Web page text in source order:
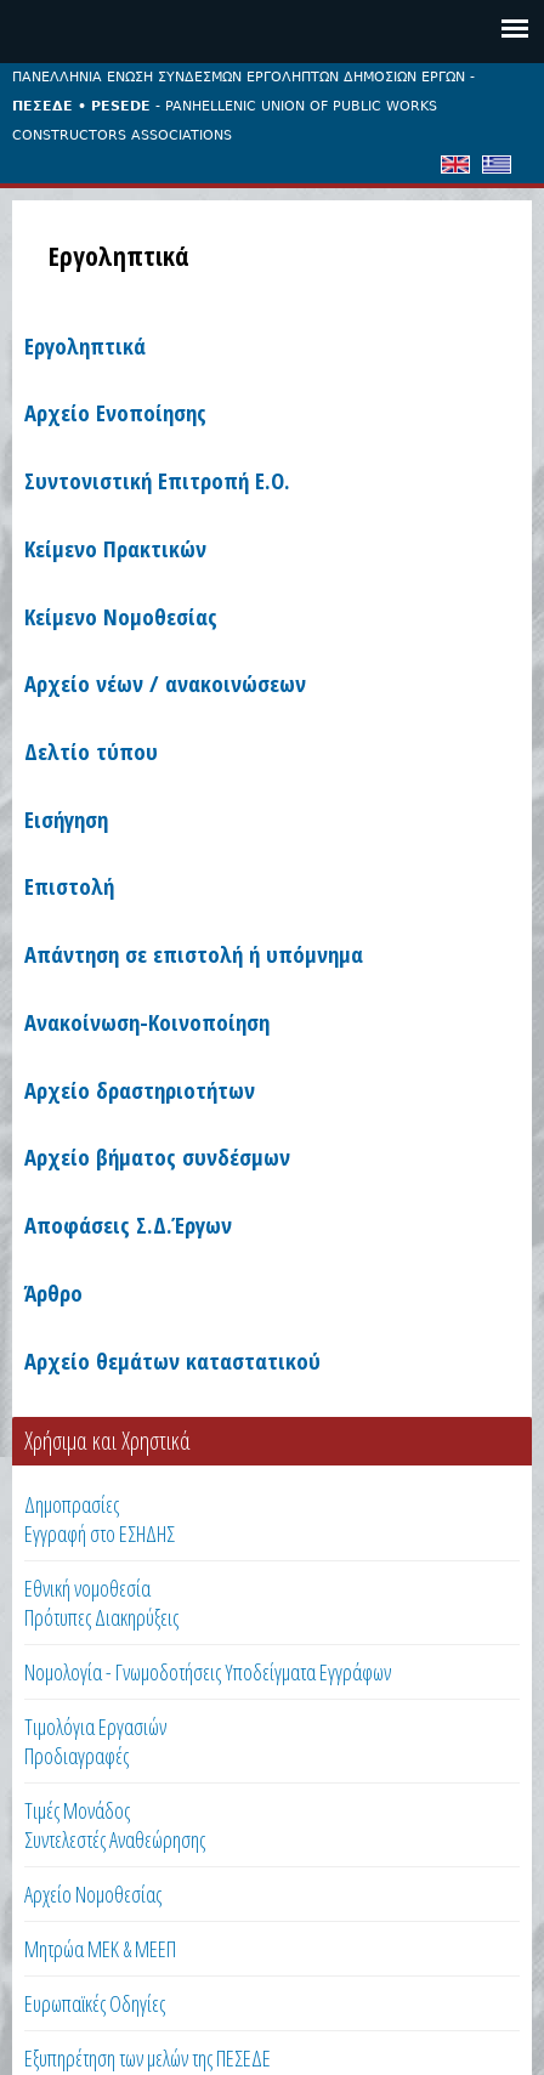
ΠΑΝΕΛΛΗΝΙΑ ΕΝΩΣΗ ΣΥΝΔΕΣΜΩΝ ΕΡΓΟΛΗΠΤΩΝ ΔΗΜΟΣΙΩΝ ΕΡΓΩΝ -
ΠΕΣΕΔΕ • PESEDE - PANHELLENIC UNION OF PUBLIC WORKS
CONSTRUCTORS ASSOCIATIONS
Εργοληπτικά
Εργοληπτικά
Αρχείο Ενοποίησης
Συντονιστική Επιτροπή Ε.Ο.
Κείμενο Πρακτικών
Κείμενο Νομοθεσίας
Αρχείο νέων / ανακοινώσεων
Δελτίο τύπου
Εισήγηση
Επιστολή
Απάντηση σε επιστολή ή υπόμνημα
Ανακοίνωση-Κοινοποίηση
Αρχείο δραστηριοτήτων
Αρχείο βήματος συνδέσμων
Αποφάσεις Σ.Δ.Έργων
Άρθρο
Αρχείο θεμάτων καταστατικού
Χρήσιμα και Χρηστικά
Δημοπρασίες
Εγγραφή στο ΕΣΗΔΗΣ
Εθνική νομοθεσία
Πρότυπες Διακηρύξεις
Νομολογία - Γνωμοδοτήσεις Υποδείγματα Εγγράφων
Τιμολόγια Εργασιών
Προδιαγραφές
Τιμές Μονάδος
Συντελεστές Αναθεώρησης
Αρχείο Νομοθεσίας
Μητρώα ΜΕΚ & ΜΕΕΠ
Ευρωπαϊκές Οδηγίες
Εξυπηρέτηση των μελών της ΠΕΣΕΔΕ